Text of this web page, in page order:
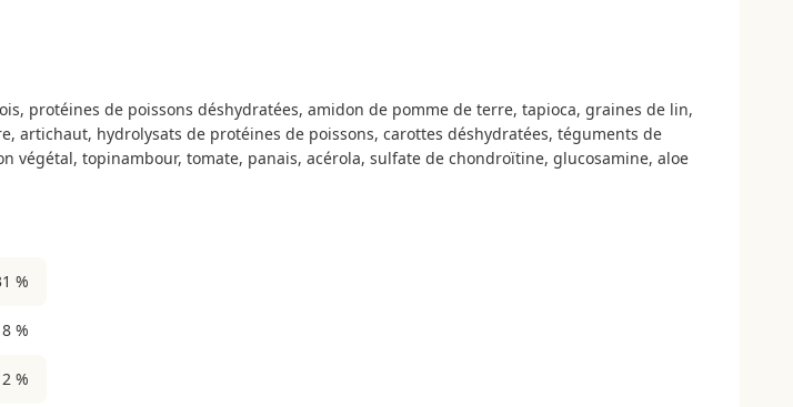
protéines de poissons déshydratées, amidon de pomme de terre, tapioca, graines de lin,
artichaut, hydrolysats de protéines de poissons, carottes déshydratées, téguments de
végétal, topinambour, tomate, panais, acérola, sulfate de chondroïtine, glucosamine, aloe
%
%
2 %